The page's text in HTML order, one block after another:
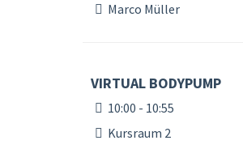
Marco Müller
VIRTUAL BODYPUMP
10:00 - 10:55
Kursraum 2